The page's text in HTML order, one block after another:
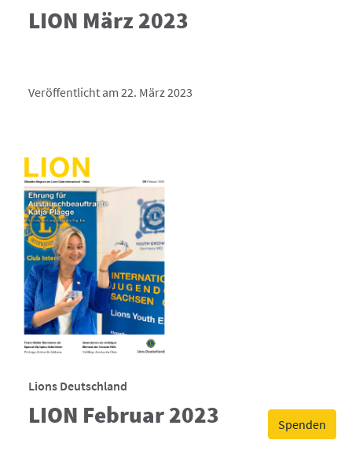
Spenden
LION März 2023
Veröffentlicht am 22. März 2023
Lions Deutschland
LION Februar 2023